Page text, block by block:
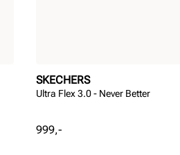
SKECHERS
Ultra Flex 3.0 - Never Better
Pris
999,-